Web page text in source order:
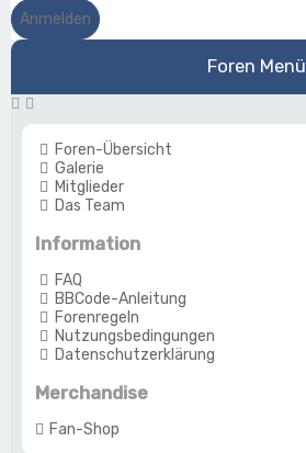
Foren Menü
Foren-Übersicht
Galerie
Mitglieder
Das Team
Information
FAQ
BBCode-Anleitung
Forenregeln
Nutzungsbedingungen
Datenschutzerklärung
Merchandise
Fan-Shop